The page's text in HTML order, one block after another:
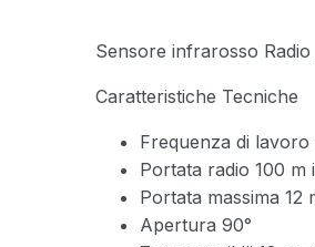
Sensore infrarosso
Caratteristiche Tecniche
Frequenza di
Portata radio 100 m
Portata massima 12
Apertura 90°